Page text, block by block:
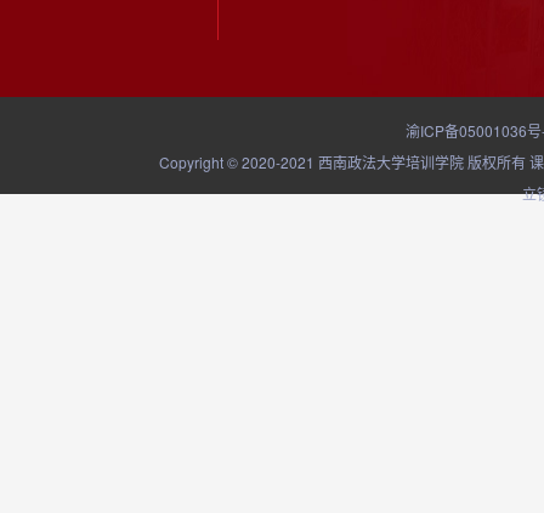
渝ICP备05001036
Copyright © 2020-2021 西南政法大学培训学院 版权所有
立